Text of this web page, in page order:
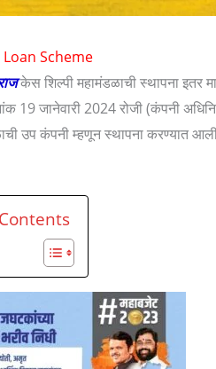
Scheme
केस शिल्पी महामंडळाची स्थापना इतर
19 जानेवारी 2024 रोजी (कंपनी
उप कंपनी म्हणून स्थापना करण्यात